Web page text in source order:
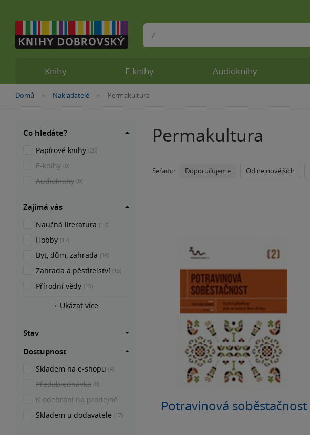
Nacházíte
Domů »
Nakladatelé »Permakultura
Permakultura
Seřadit: Doporučujeme Od nejnovějších
Potravinová soběstačnost
Co hledáte?
Papírové knihy (28)
E-knihy (0)
Audioknihy (0)
Zajímá vás
Naučná literatura (17)
Hobby (17)
Byt, dům, zahrada (16)
Zahrada a pěstitelství (13)
Přírodní vědy (10)
+ Ukázat více
Stav
Dostupnost
Skladem na e-shopu (4)
Předobjednávka (0)
K odebrání na prodejně
Skladem u dodavatele (17)
Knihy E-knihy Audioknihy
Vyhledávání